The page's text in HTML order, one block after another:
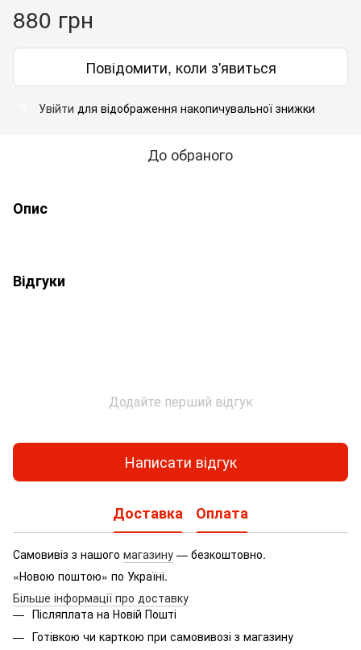
880 грн
Повідомити, коли з'явиться
Увійти для відображення накопичувальної знижки
До обраного
Опис
Відгуки
Додайте перший відгук
Написати відгук
Доставка Оплата
Самовивіз з нашого магазину — безкоштовно.
«Новою поштою» по Україні.
Більше інформації про доставку
Післяплата на Новій Пошті
Готівкою чи карткою при самовивозі з магазину